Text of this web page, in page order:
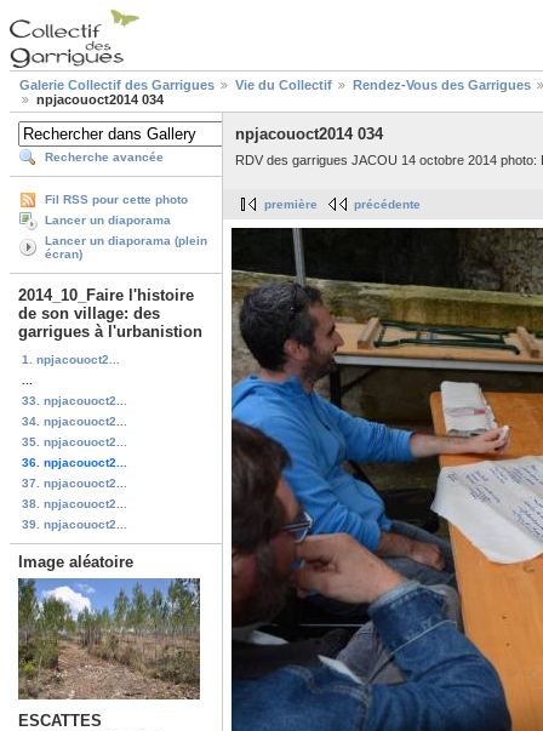
Galerie Collectif des Garrigues Vie du Collectif
Rendez-Vous des Garrigues
npjacouoct2014 034
Recherche avancée
Fil RSS pour cette photo
Lancer un diaporama
Lancer un diaporama (plein
écran)
2014_10_Faire l'histoire
de son village: des
garrigues à l'urbanistion
1. npjacouoct2...
33. npjacouoct2...
34. npjacouoct2...
35. npjacouoct2...
36. npjacouoct2...
37. npjacouoct2...
38. npjacouoct2...
39. npjacouoct2...
Image aléatoire
ESCATTES
npjacouoct2014 034
RDV des garrigues JACOU 14 octobre 2014 photo:
première précédente